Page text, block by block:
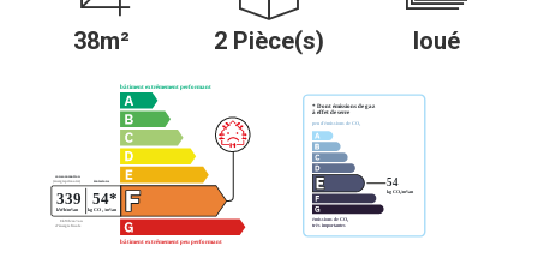
38m² 2 Pièce(s) loué